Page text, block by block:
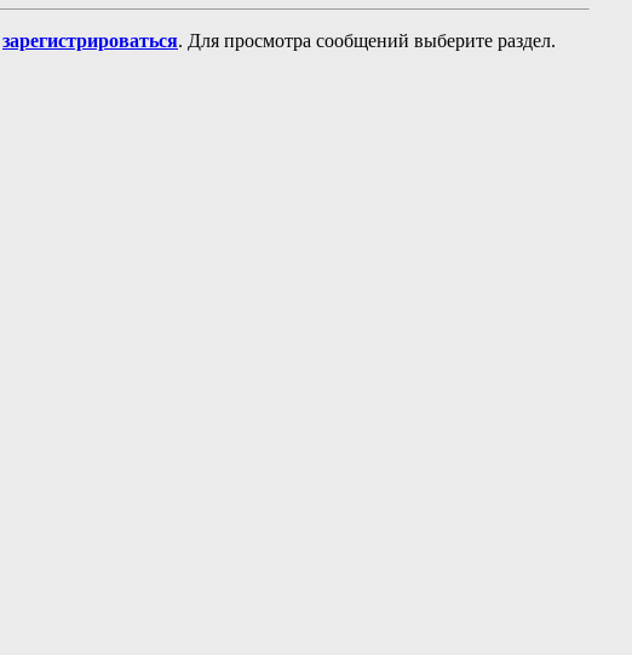
зарегистрироваться. Для просмотра сообщений выберите раздел.